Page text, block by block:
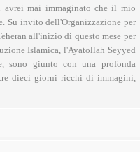
avrei mai immaginato che il mio
Su invito dell'Organizzazione per
all'inizio di questo mese per
Islamica, l'Ayatollah Seyyed
sono giunto con una profonda
dieci giorni ricchi di immagini,